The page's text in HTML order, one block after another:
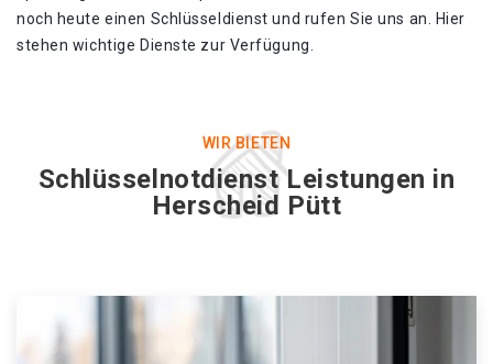
noch heute einen Schlüsseldienst und rufen Sie uns an. Hier
stehen wichtige Dienste zur Verfügung.
WIR BIETEN
Schlüsselnotdienst Leistungen in
Herscheid Pütt